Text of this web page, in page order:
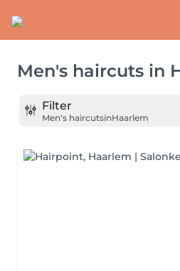
Men's haircuts in
Filter
Men's haircutsinHaarlem